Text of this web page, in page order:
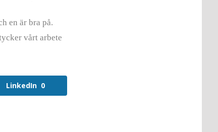
en är bra på.
vårt arbete
LinkedIn 0